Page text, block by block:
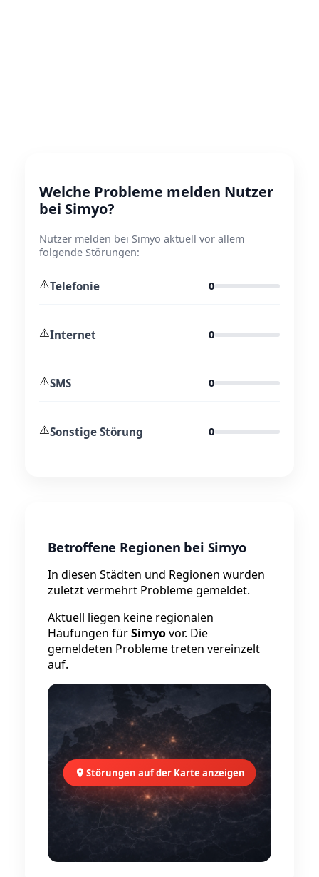
Welche Probleme melden Nutzer
bei Simyo?
Nutzer melden bei Simyo aktuell vor allem
folgende Störungen:
⚠️Telefonie 0
⚠️Internet 0
⚠️SMS 0
⚠️Sonstige Störung 0
Betroffene Regionen bei Simyo
In diesen Städten und Regionen wurden
zuletzt vermehrt Probleme gemeldet.
Aktuell liegen keine regionalen
Häufungen fürSimyovor. Die
gemeldeten Probleme treten vereinzelt
auf.
Störungen auf der Karte anzeigen